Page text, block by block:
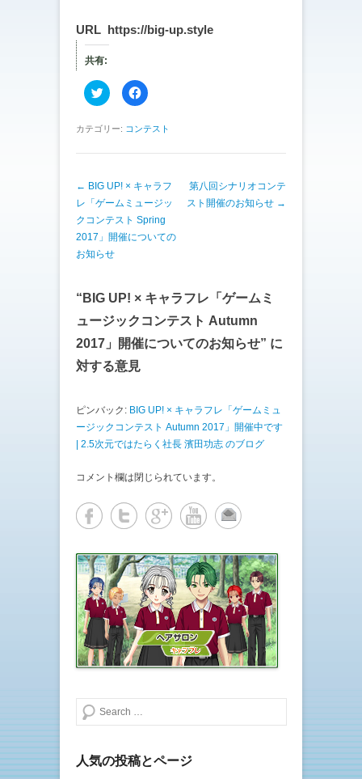
URL https://big-up.style
共有:
ク
リ
し
w
e
r
で
共
有
新
ィ
ン
ド
ウ
開
き
ま
す
F
a
b
k
有
る
に
は
ク
リ
く
だ
い
新
し
ウ
開
き
ま
カテゴリー: コンテスト
投稿ナビゲーション
← BIG UP! × キャラフ
レ「ゲームミュージッ
クコンテスト Spring
2017」開催についての
お知らせ
第八回シナリオコンテ
スト開催のお知らせ →
“ BIG UP! × キャラフレ「ゲームミ
ュージックコンテスト Autumn
2017」開催についてのお知らせ” に
対する意見
ピンバック: BIG UP! × キャラフレ「ゲームミュ
ージックコンテスト Autumn 2017」開催中です
| 2.5次元ではたらく社長 濱田功志 のブログ
コメント欄は閉じられています。
検索する
人気の投稿とページ